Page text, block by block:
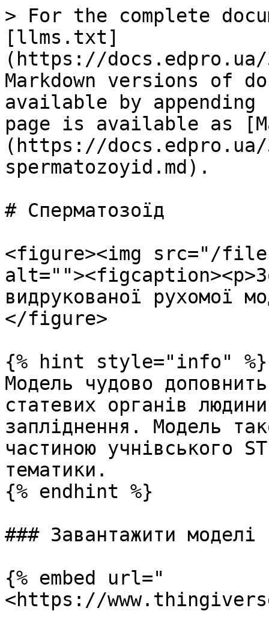
> For the complete
[llms.txt]
(https://
Markdown versions of
available by
page is available as
(https://
spermatozoyid.md).
# Сперматозоїд
<figure><img src="/files/
видрукованої рухомої
</figure>
{% hint style="info" %}
Модель чудово
статевих органів
запліднення. Модель
частиною учнівського
тематики.
{% endhint %}
### Завантажити моделі
{% embed url="
<https://